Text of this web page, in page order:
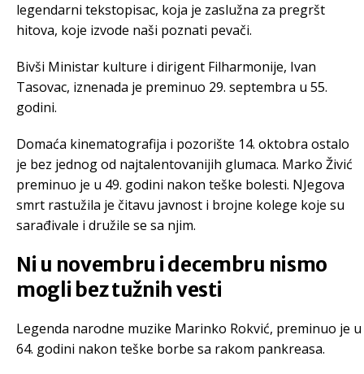
legendarni tekstopisac, koja je zaslužna za pregršt
hitova, koje izvode naši poznati pevači.
Bivši Ministar kulture i dirigent Filharmonije, Ivan
Tasovac, iznenada je preminuo 29. septembra u 55.
godini.
Domaća kinematografija i pozorište 14. oktobra ostalo
je bez jednog od najtalentovanijih glumaca. Marko Živić
preminuo je u 49. godini nakon teške bolesti. NJegova
smrt rastužila je čitavu javnost i brojne kolege koje su
sarađivale i družile se sa njim.
Ni u novembru i decembru nismo
mogli bez tužnih vesti
Legenda narodne muzike Marinko Rokvić, preminuo je u
64. godini nakon teške borbe sa rakom pankreasa.